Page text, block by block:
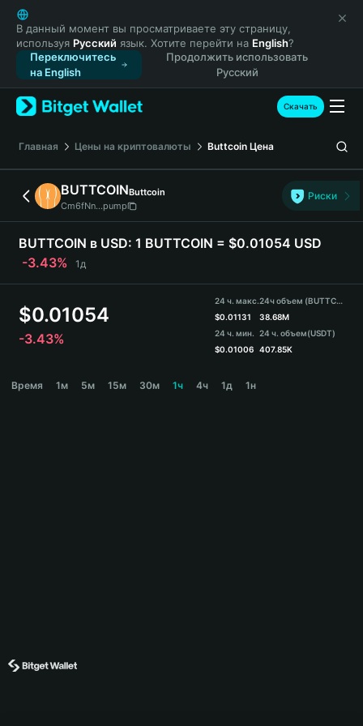
English
日本語
Tiếng Việt
Русский
Español (Latinoamérica)
Türkçe
Français
Deutsch
简体中文
繁體中文
Português (Portugal)
Bahasa Indonesia
ภาษาไทย
हिन्दी
Español
Português (Brasil)
В данный момент вы просматриваете эту страницу,
используя Русский язык. Хотите перейти на English?
Переключитесь
на English
Продолжить использовать
Русский
Скачать
Главная Цены на криптовалюты Buttcoin Цена
BUTTCOINButtcoin
Cm6fNn...pump
Риски
BUTTCOIN в USD: 1 BUTTCOIN = $0.01054 USD
-3.43%
1д
$0.01054
-3.43%
24 ч. макс.
$0.01131
24 ч. мин.
$0.01006
24ч объем (BUTTCOIN)
38.68M
24 ч. объем(USDT)
407.85K
Время 1м 5м 15м 30м 1ч 4ч 1д 1н